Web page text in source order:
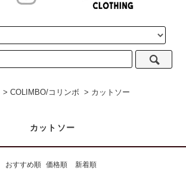
> COLIMBO/コリンボ > カットソー
カットソー
おすすめ順 価格順 新着順